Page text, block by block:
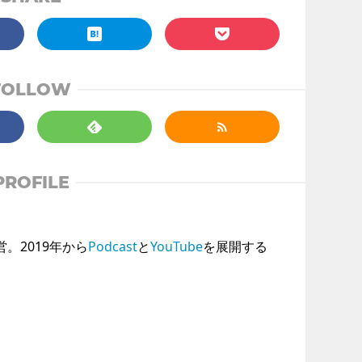
。2019年からPodcastとYouTubeを展開する